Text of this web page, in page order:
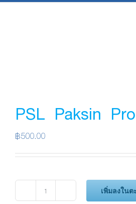
PSL Paksin
฿500.00
จำนวน
เพิ่มลงในต